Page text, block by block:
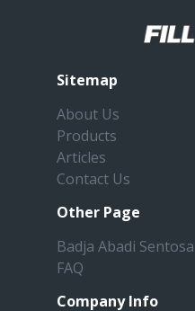
Sitemap
About Us
Products
Articles
Contact Us
Other Page
Badja Abadi Sentosa
FAQ
Company Info